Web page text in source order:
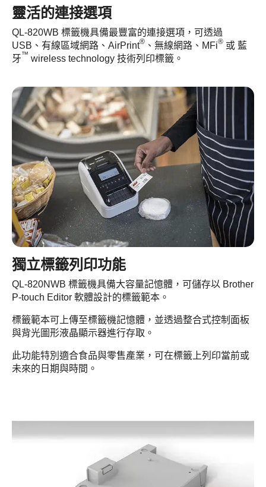
靈活的連接選項
QL-820WB 標籤機具備最豐富的連接選項，可透過
USB、有線區域網路、AirPrint® 、無線網路、MFi® 或 藍
牙™ wireless technology 技術列印標籤。
獨立標籤列印功能
QL-820NWB 標籤機具備大容量記憶體，可儲存以 Brother
P-touch Editor 軟體設計的標籤範本。
標籤範本可上傳至標籤機記憶體，並透過整合式控制面板
與背光圖形液晶顯示器進行存取。
此功能特別適合食品與零售產業，可在標籤上列印當前或
未來的日期與時間。